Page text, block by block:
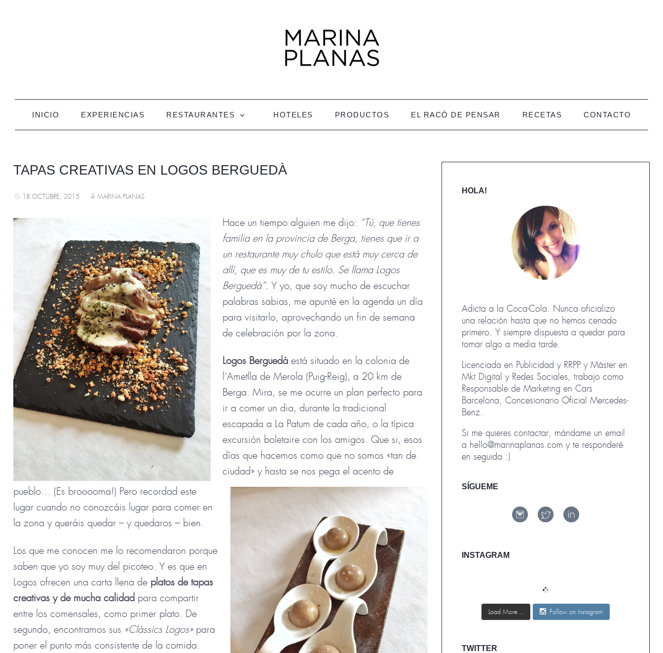
Marina Planas
IR AL CONTENIDO
INICIO EXPERIENCIAS RESTAURANTES HOTELES PRODUCTOS EL RACÓ DE PENSAR RECETAS CONTACTO
TAPAS CREATIVAS EN LOGOS BERGUEDÀ
18 OCTUBRE, 2015 MARINA PLANAS
Hace un tiempo alguien me dijo: “Tú, que tienes
familia en la provincia de Berga, tienes que ir a
un restaurante muy chulo que está muy cerca de
allí, que es muy de tu estilo. Se llama Logos
Berguedà”. Y yo, que soy mucho de escuchar
palabras sabias, me apunté en la agenda un día
para visitarlo, aprovechando un fin de semana
de celebración por la zona.
Logos Berguedà está situado en la colonia de
l’Ametlla de Merola (Puig-Reig), a 20 km de
Berga. Mira, se me ocurre un plan perfecto para
ir a comer un dia, durante la tradicional
escapada a La Patum de cada año, o la típica
excursión boletaire con los amigos. Que si, esos
días que hacemos como que no somos «tan de
ciudad» y hasta se nos pega el acento de
pueblo… (Es brooooma!) Pero recordad este
lugar cuando no conozcáis lugar para comer en
la zona y queráis quedar – y quedaros – bien.
Los que me conocen me lo recomendaron porque
saben que yo soy muy del picoteo. Y es que en
Logos ofrecen una carta llena de platos de tapas
creativas y de mucha calidad para compartir
entre los comensales, como primer plato. De
segundo, encontramos sus «Clàssics Logos»para
poner el punto más consistente de la comida.
HOLA!
Adicta a la Coca-Cola. Nunca oficializo
una relación hasta que no hemos cenado
primero. Y siempre dispuesta a quedar para
tomar algo a media tarde.
Licenciada en Publicidad y RRPP y Máster en
Mkt Digital y Redes Sociales, trabajo como
Responsable de Marketing en Cars
Barcelona, Concesionario Oficial Mercedes-
Benz.
Si me quieres contactar, mándame un email
a hello@marinaplanas.com y te responderé
en seguida :)
SÍGUEME
INSTAGRAM
Load More... Follow on Instagram
TWITTER